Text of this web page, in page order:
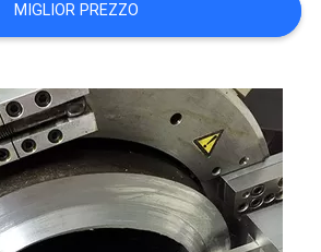
MIGLIOR PREZZO